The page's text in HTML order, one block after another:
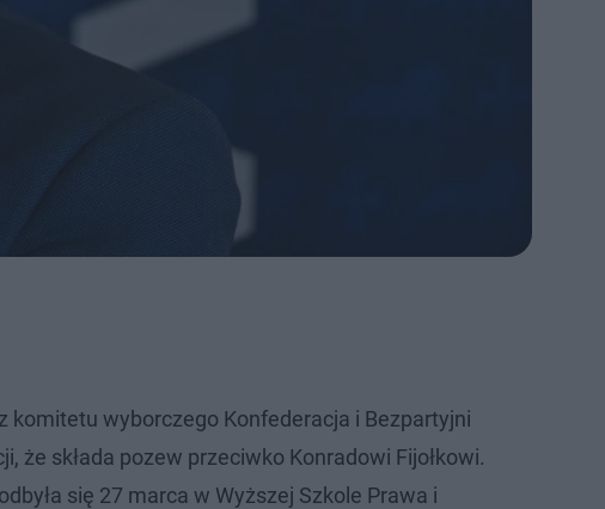
komitetu wyborczego Konfederacja i Bezpartyjni
że składa pozew przeciwko Konradowi Fijołkowi.
się 27 marca w Wyższej Szkole Prawa i